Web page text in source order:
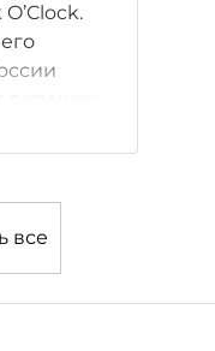
лепешки
все